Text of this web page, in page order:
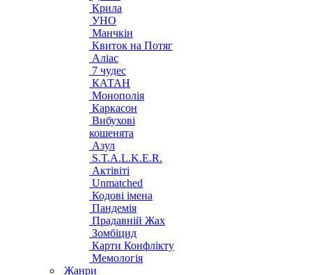
Крила
УНО
Манчкін
Квиток на Потяг
Аліас
7 чудес
КАТАН
Монополія
Каркасон
Вибухові
кошенята
Азул
S.T.A.L.K.E.R.
Актівіті
Unmatched
Кодові імена
Пандемія
Прадавній Жах
Зомбіцид
Карти Конфлікту
Мемологія
Жанри